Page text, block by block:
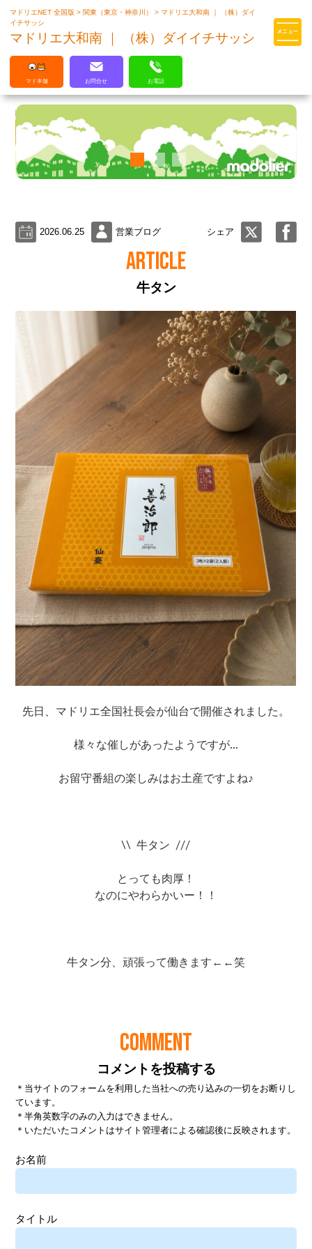
マドリエはLIXILの厳しい基準を
マドリエNET 全国版> 関東（東京・神奈川）>マドリエ大和南 ｜ （株）ダイ
イチサッシ
マドリエ大和南 ｜ （株）ダイイチサッシ
マド本舗 お問合せ お電話
2026.06.25 営業ブログ シェア
ARTICLE
牛タン
COMMENT
コメントを投稿する
＊当サイトのフォームを利用した当社への売り込みの一切をお断りし
ています。
＊半角英数字のみの入力はできません。
＊いただいたコメントはサイト管理者による確認後に反映されます。
お名前
タイトル